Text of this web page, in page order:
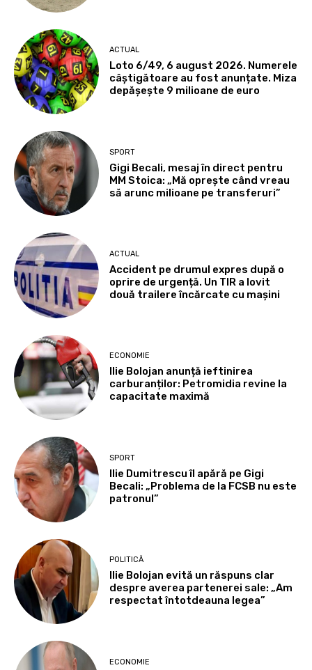
ACTUAL
Loto 6/49, 6 august 2026. Numerele
câștigătoare au fost anunțate. Miza
depășește 9 milioane de euro
SPORT
Gigi Becali, mesaj în direct pentru
MM Stoica: „Mă oprește când vreau
să arunc milioane pe transferuri”
ACTUAL
Accident pe drumul expres după o
oprire de urgență. Un TIR a lovit
două trailere încărcate cu mașini
ECONOMIE
Ilie Bolojan anunță ieftinirea
carburanților: Petromidia revine la
capacitate maximă
SPORT
Ilie Dumitrescu îl apără pe Gigi
Becali: „Problema de la FCSB nu este
patronul”
POLITICĂ
Ilie Bolojan evită un răspuns clar
despre averea partenerei sale: „Am
respectat întotdeauna legea”
ECONOMIE